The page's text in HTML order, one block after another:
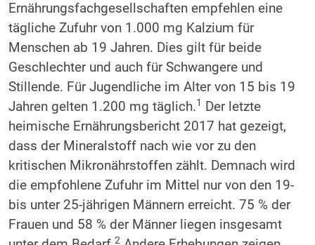
Ernährungsfachgesellschaften empfehlen eine
tägliche Zufuhr von 1.000 mg Kalzium für
Menschen ab 19 Jahren. Dies gilt für beide
Geschlechter und auch für Schwangere und
Stillende. Für Jugendliche im Alter von 15 bis 19
Jahren gelten 1.200 mg täglich.1
Der letzte
heimische Ernährungsbericht 2017 hat gezeigt,
dass der Mineralstoff nach wie vor zu den
kritischen Mikronährstoffen zählt. Demnach wird
die empfohlene Zufuhr im Mittel nur von den 19-
bis unter 25-jährigen Männern erreicht. 75 % der
Frauen und 58 % der Männer liegen insgesamt
2